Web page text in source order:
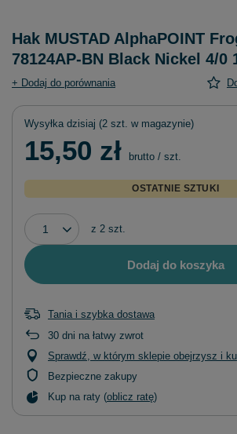
Hak MUSTAD AlphaPOINT
78124AP-BN Black Nickel 4/0
+ Dodaj do porównania
Wysyłka dzisiaj (2 szt. w magazynie)
15,50 zł brutto / szt.
OSTATNIE SZTUKI
z 2 szt.
Dodaj do koszyka
Tania i szybka dostawa
30 dni na łatwy zwrot
Sprawdź, w którym sklepie obejrzysz i
Bezpieczne zakupy
Kup na raty (oblicz ratę)